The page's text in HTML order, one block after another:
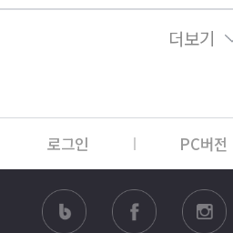
더보기
로그인 PC버전